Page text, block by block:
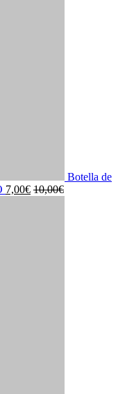
Botella de
7,00€ 10,00€